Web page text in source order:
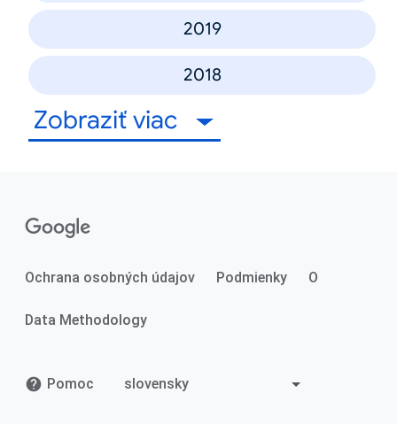
2019
2018
Zobraziť viac
Ochrana osobných údajov Podmienky O
Data Methodology
Pomoc